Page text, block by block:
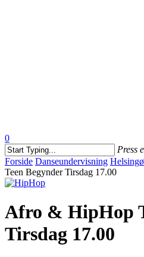
0
Menu
Press
Close
Search
Forside Danseundervisning
Teen Begynder Tirsdag 17.00
Afro & HipHop
Tirsdag 17.00